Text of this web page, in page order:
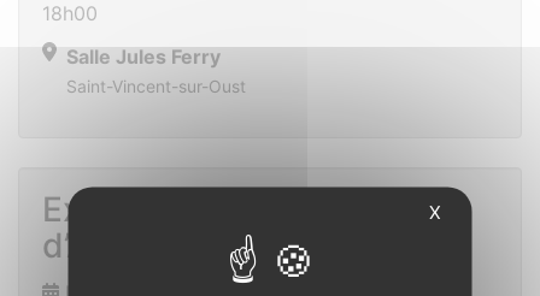
18h00
Salle Jules Ferry
Saint-Vincent-sur-Oust
Exposition de peintures
d’Anne-Marie Bernardi
X